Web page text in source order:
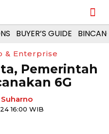
BUYER’S GUIDE
& Enterprise
Pemerintah
6G
Suharno
16:00 WIB